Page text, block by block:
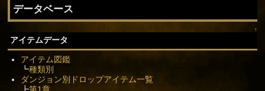
データベース
↑
アイテムデータ
アイテム図鑑
┗種類別
ダンジョン別ドロップアイテム一覧